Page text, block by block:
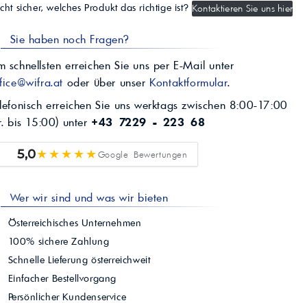
sicher, welches Produkt das richtige ist? Kontaktieren Sie uns hier
Sie haben noch Fragen?
schnellsten erreichen Sie uns per E-Mail unter
oder über unser Kontaktformular.
erreichen Sie uns werktags zwischen 8:00-17:00
bis 15:00) unter +43 7229 - 223 68
5,0★★★★★Google Bewertungen
Wer wir sind und was wir bieten
Österreichisches Unternehmen
100% sichere Zahlung
Schnelle Lieferung österreichweit
Einfacher Bestellvorgang
Persönlicher Kundenservice